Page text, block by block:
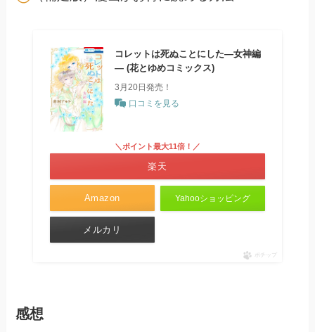
コレットは死ぬことにした―女神編
― (花とゆめコミックス)
3月20日発売！
口コミを見る
Amazon
＼ポイント最大11倍！／
楽天
Yahooショッピング
メルカリ
ポチップ
感想